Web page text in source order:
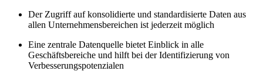
Der Zugriff auf konsolidierte und standardisierte Daten aus
allen Unternehmensbereichen ist jederzeit möglich
Eine zentrale Datenquelle bietet Einblick in alle
Geschäftsbereiche und hilft bei der Identifizierung von
Verbesserungspotenzialen